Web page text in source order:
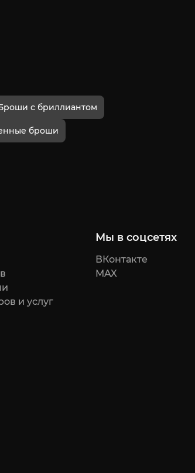
с бриллиантом
броши
и услуг
Мы в соцсетях
ВКонтакте
MAX